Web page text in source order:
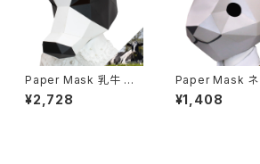
Paper Mask 乳牛 mil
k cow
¥2,728
Paper Mask ネ
at
¥1,408